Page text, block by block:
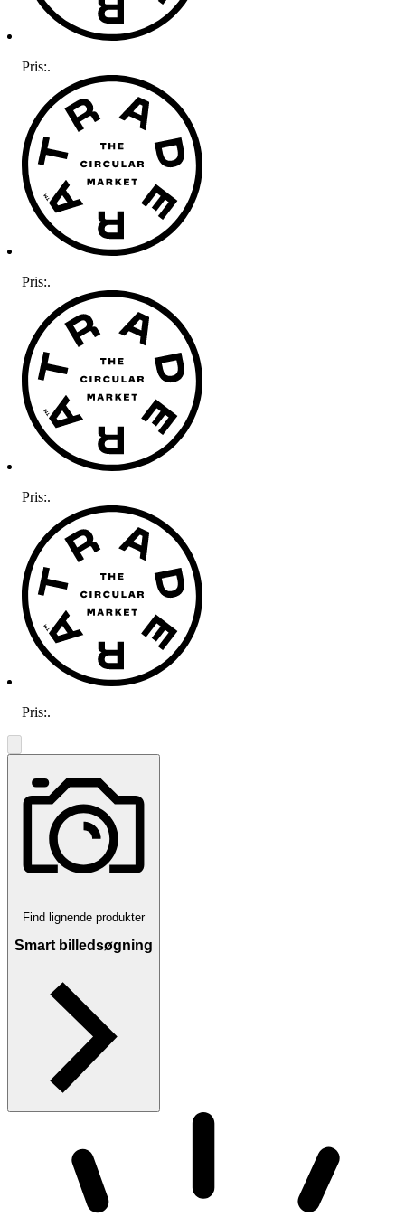
Pris:.
Pris:.
Pris:.
Pris:.
Find lignende produkter
Smart billedsøgning